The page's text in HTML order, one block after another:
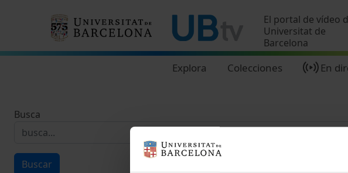
El portal de vídeo
Universitat de
Barcelona
Explora Colecciones En
Busca
Buscar